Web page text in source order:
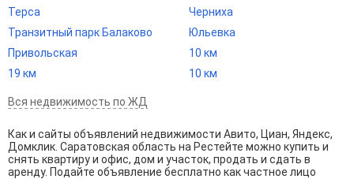
Терса
Транзитный парк Балаково
Привольская
19 км
Черниха
Юльевка
10 км
10 км
Вся недвижимость по ЖД
Как и сайты объявлений недвижимости Авито, Циан, Яндекс,
Домклик. Саратовская область на Рестейте можно купить и
снять квартиру и офис, дом и участок, продать и сдать в
аренду. Подайте объявление бесплатно как частное лицо